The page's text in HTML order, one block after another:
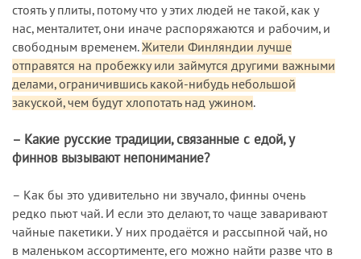
стоять у плиты, потому что у этих людей не такой, как у
нас, менталитет, они иначе распоряжаются и рабочим, и
свободным временем.Жители Финляндии лучше
отправятся на пробежку или займутся другими важными
делами, ограничившись какой-нибудь небольшой
закуской, чем будут хлопотать над ужином.
– Какие русские традиции, связанные с едой, у
финнов вызывают непонимание?
– Как бы это удивительно ни звучало, финны очень
редко пьют чай. И если это делают, то чаще заваривают
чайные пакетики. У них продаётся и рассыпной чай, но
в маленьком ассортименте, его можно найти разве что в